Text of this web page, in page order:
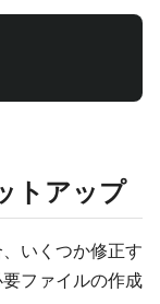
トアップ
いくつか修正す
ファイルの作成